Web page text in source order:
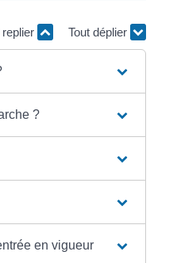
replier Tout déplier
?
en vigueur